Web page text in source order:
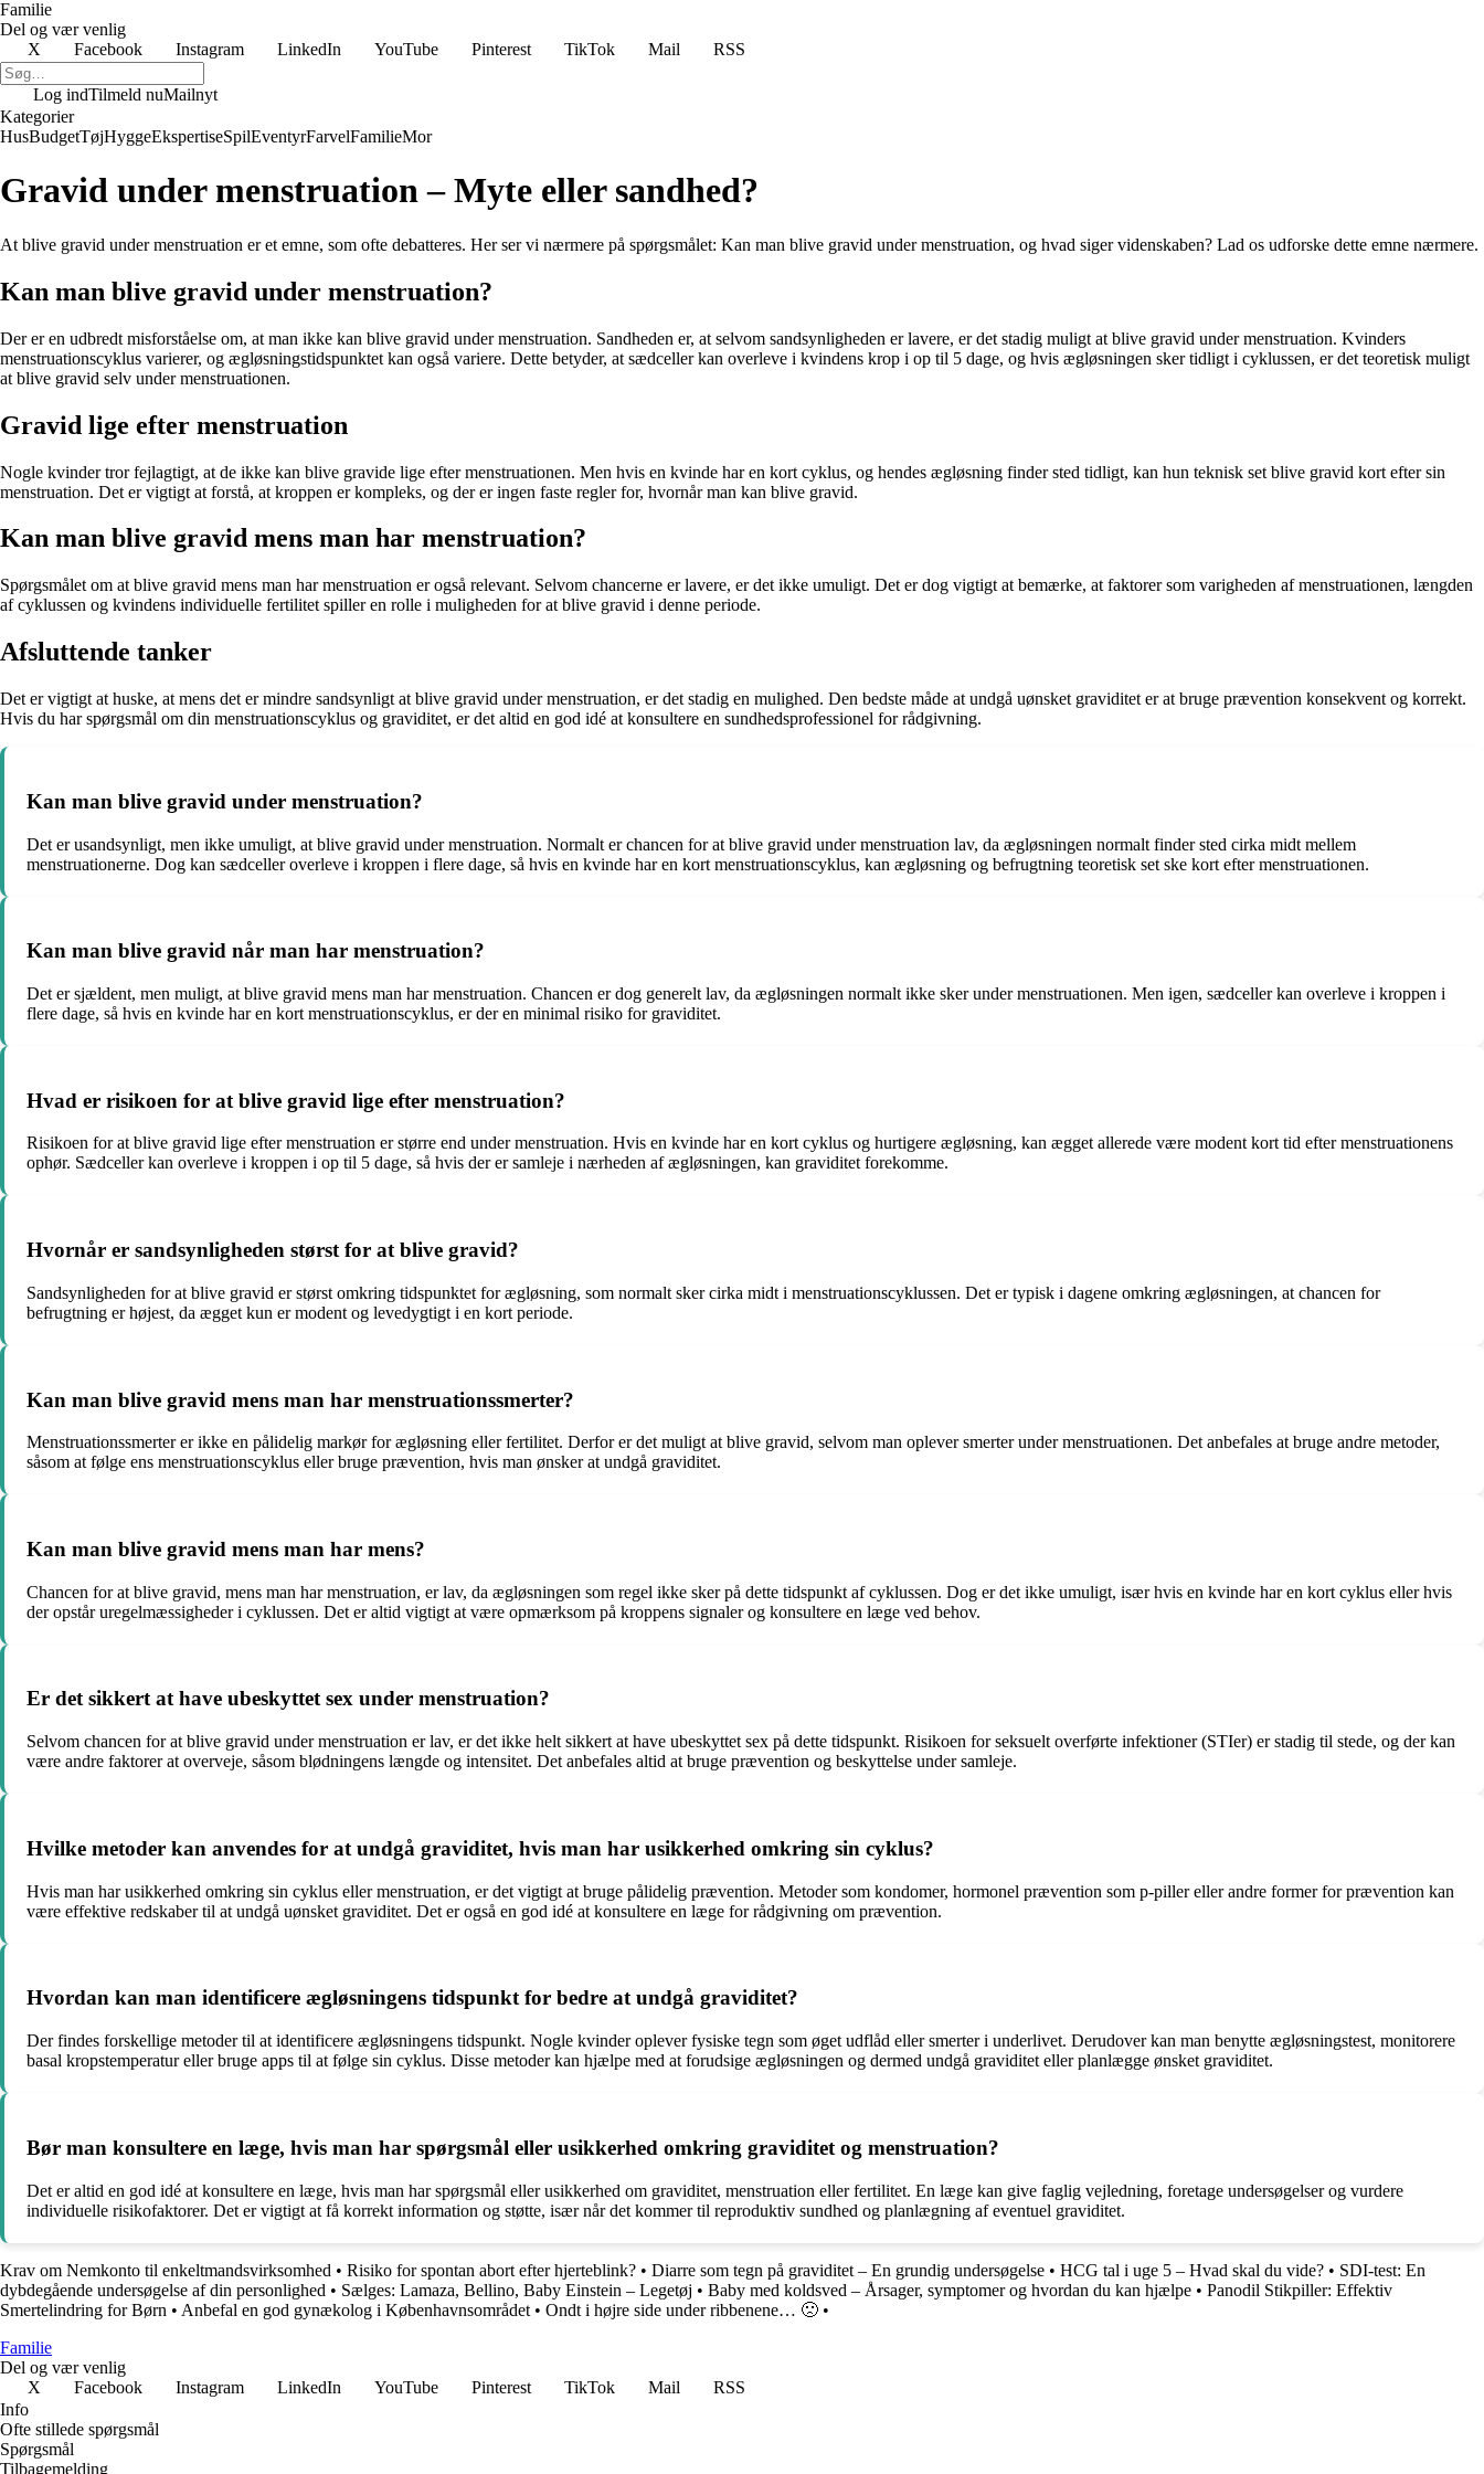
Familie
Del og vær venlig
X
Facebook Instagram LinkedIn YouTube Pinterest TikTok Mail RSS
Log indTilmeld nuMailnyt
Kategorier
HusBudgetTøjHyggeEkspertiseSpilEventyrFarvelFamilieMor
Gravid under menstruation – Myte eller sandhed?
At blive gravid under menstruation er et emne, som ofte debatteres. Her ser vi nærmere på spørgsmålet: Kan man blive gravid under menstruation, og hvad siger videnskaben? Lad os udforske dette emne nærmere.
Kan man blive gravid under menstruation?
Der er en udbredt misforståelse om, at man ikke kan blive gravid under menstruation. Sandheden er, at selvom sandsynligheden er lavere, er det stadig muligt at blive gravid under menstruation. Kvinders
menstruationscyklus varierer, og ægløsningstidspunktet kan også variere. Dette betyder, at sædceller kan overleve i kvindens krop i op til 5 dage, og hvis ægløsningen sker tidligt i cyklussen, er det teoretisk muligt
at blive gravid selv under menstruationen.
Gravid lige efter menstruation
Nogle kvinder tror fejlagtigt, at de ikke kan blive gravide lige efter menstruationen. Men hvis en kvinde har en kort cyklus, og hendes ægløsning finder sted tidligt, kan hun teknisk set blive gravid kort efter sin
menstruation. Det er vigtigt at forstå, at kroppen er kompleks, og der er ingen faste regler for, hvornår man kan blive gravid.
Kan man blive gravid mens man har menstruation?
Spørgsmålet om at blive gravid mens man har menstruation er også relevant. Selvom chancerne er lavere, er det ikke umuligt. Det er dog vigtigt at bemærke, at faktorer som varigheden af menstruationen, længden
af cyklussen og kvindens individuelle fertilitet spiller en rolle i muligheden for at blive gravid i denne periode.
Afsluttende tanker
Det er vigtigt at huske, at mens det er mindre sandsynligt at blive gravid under menstruation, er det stadig en mulighed. Den bedste måde at undgå uønsket graviditet er at bruge prævention konsekvent og korrekt.
Hvis du har spørgsmål om din menstruationscyklus og graviditet, er det altid en god idé at konsultere en sundhedsprofessionel for rådgivning.
Kan man blive gravid under menstruation?
Det er usandsynligt, men ikke umuligt, at blive gravid under menstruation. Normalt er chancen for at blive gravid under menstruation lav, da ægløsningen normalt finder sted cirka midt mellem
menstruationerne. Dog kan sædceller overleve i kroppen i flere dage, så hvis en kvinde har en kort menstruationscyklus, kan ægløsning og befrugtning teoretisk set ske kort efter menstruationen.
Kan man blive gravid når man har menstruation?
Det er sjældent, men muligt, at blive gravid mens man har menstruation. Chancen er dog generelt lav, da ægløsningen normalt ikke sker under menstruationen. Men igen, sædceller kan overleve i kroppen i
flere dage, så hvis en kvinde har en kort menstruationscyklus, er der en minimal risiko for graviditet.
Hvad er risikoen for at blive gravid lige efter menstruation?
Risikoen for at blive gravid lige efter menstruation er større end under menstruation. Hvis en kvinde har en kort cyklus og hurtigere ægløsning, kan ægget allerede være modent kort tid efter menstruationens
ophør. Sædceller kan overleve i kroppen i op til 5 dage, så hvis der er samleje i nærheden af ægløsningen, kan graviditet forekomme.
Hvornår er sandsynligheden størst for at blive gravid?
Sandsynligheden for at blive gravid er størst omkring tidspunktet for ægløsning, som normalt sker cirka midt i menstruationscyklussen. Det er typisk i dagene omkring ægløsningen, at chancen for
befrugtning er højest, da ægget kun er modent og levedygtigt i en kort periode.
Kan man blive gravid mens man har menstruationssmerter?
Menstruationssmerter er ikke en pålidelig markør for ægløsning eller fertilitet. Derfor er det muligt at blive gravid, selvom man oplever smerter under menstruationen. Det anbefales at bruge andre metoder,
såsom at følge ens menstruationscyklus eller bruge prævention, hvis man ønsker at undgå graviditet.
Kan man blive gravid mens man har mens?
Chancen for at blive gravid, mens man har menstruation, er lav, da ægløsningen som regel ikke sker på dette tidspunkt af cyklussen. Dog er det ikke umuligt, især hvis en kvinde har en kort cyklus eller hvis
der opstår uregelmæssigheder i cyklussen. Det er altid vigtigt at være opmærksom på kroppens signaler og konsultere en læge ved behov.
Er det sikkert at have ubeskyttet sex under menstruation?
Selvom chancen for at blive gravid under menstruation er lav, er det ikke helt sikkert at have ubeskyttet sex på dette tidspunkt. Risikoen for seksuelt overførte infektioner (STIer) er stadig til stede, og der kan
være andre faktorer at overveje, såsom blødningens længde og intensitet. Det anbefales altid at bruge prævention og beskyttelse under samleje.
Hvilke metoder kan anvendes for at undgå graviditet, hvis man har usikkerhed omkring sin cyklus?
Hvis man har usikkerhed omkring sin cyklus eller menstruation, er det vigtigt at bruge pålidelig prævention. Metoder som kondomer, hormonel prævention som p-piller eller andre former for prævention kan
være effektive redskaber til at undgå uønsket graviditet. Det er også en god idé at konsultere en læge for rådgivning om prævention.
Hvordan kan man identificere ægløsningens tidspunkt for bedre at undgå graviditet?
Der findes forskellige metoder til at identificere ægløsningens tidspunkt. Nogle kvinder oplever fysiske tegn som øget udflåd eller smerter i underlivet. Derudover kan man benytte ægløsningstest, monitorere
basal kropstemperatur eller bruge apps til at følge sin cyklus. Disse metoder kan hjælpe med at forudsige ægløsningen og dermed undgå graviditet eller planlægge ønsket graviditet.
Bør man konsultere en læge, hvis man har spørgsmål eller usikkerhed omkring graviditet og menstruation?
Det er altid en god idé at konsultere en læge, hvis man har spørgsmål eller usikkerhed om graviditet, menstruation eller fertilitet. En læge kan give faglig vejledning, foretage undersøgelser og vurdere
individuelle risikofaktorer. Det er vigtigt at få korrekt information og støtte, især når det kommer til reproduktiv sundhed og planlægning af eventuel graviditet.
Krav om Nemkonto til enkeltmandsvirksomhed • Risiko for spontan abort efter hjerteblink? • Diarre som tegn på graviditet – En grundig undersøgelse • HCG tal i uge 5 – Hvad skal du vide? • SDI-test: En
dybdegående undersøgelse af din personlighed • Sælges: Lamaza, Bellino, Baby Einstein – Legetøj • Baby med koldsved – Årsager, symptomer og hvordan du kan hjælpe • Panodil Stikpiller: Effektiv
Smertelindring for Børn • Anbefal en god gynækolog i Københavnsområdet • Ondt i højre side under ribbenene… 🙁 •
Familie
Del og vær venlig
X
Facebook Instagram LinkedIn YouTube Pinterest TikTok Mail
RSS
Info
Ofte stillede spørgsmål
Spørgsmål
Tilbagemelding